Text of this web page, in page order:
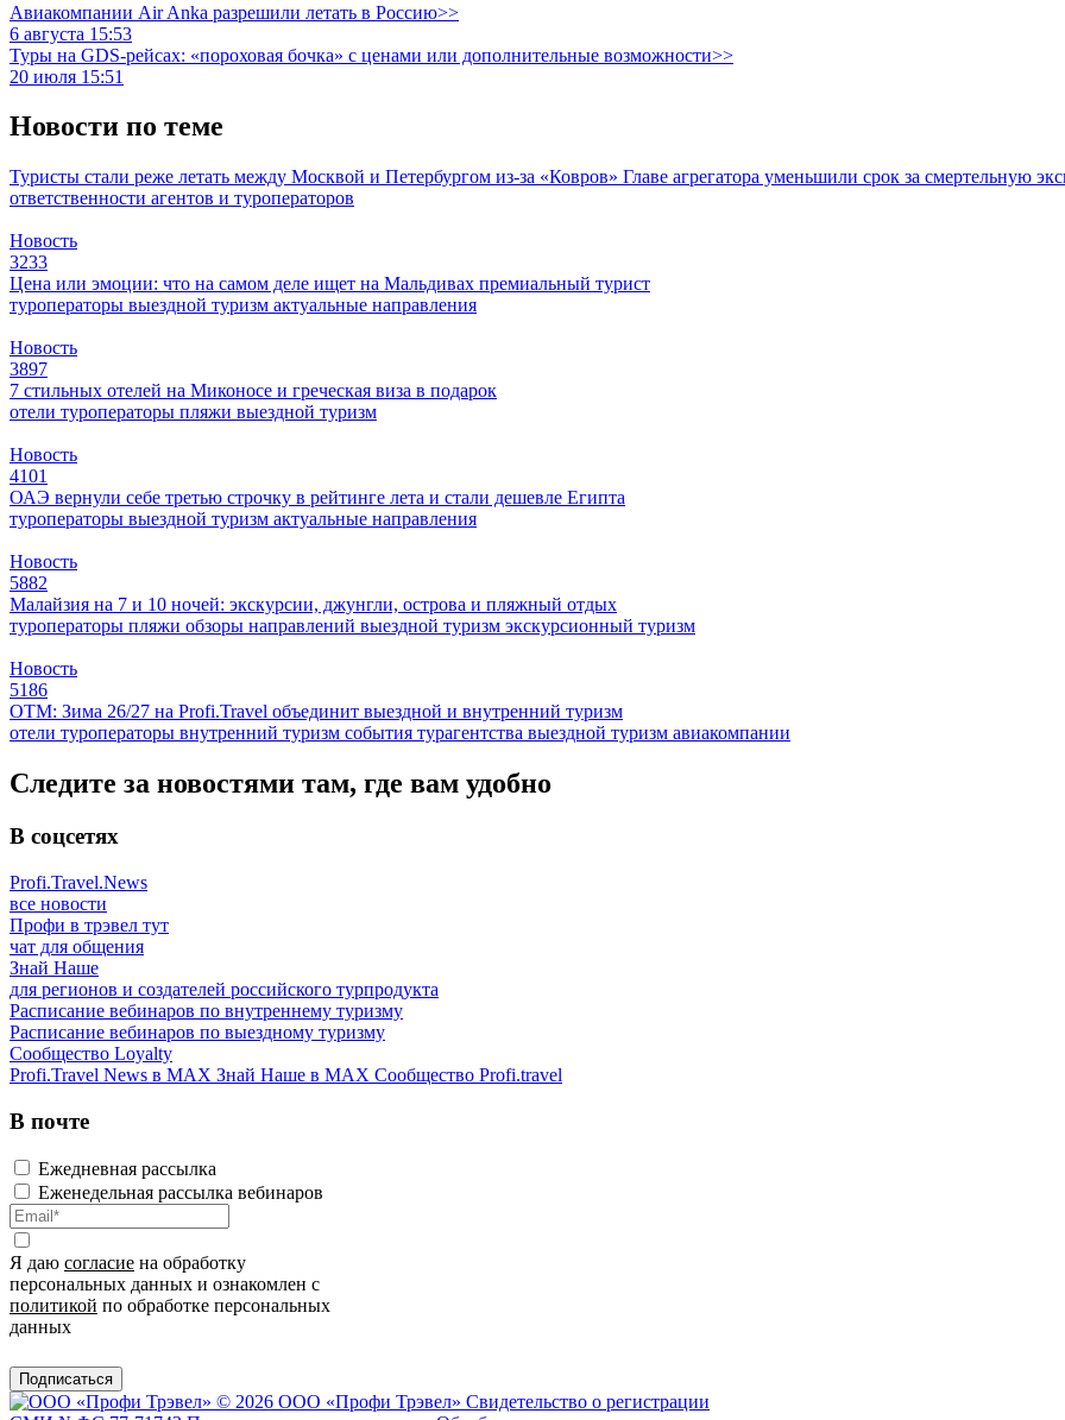
Авиакомпании Air Anka разрешили летать в Россию>>
6 августа 15:53
Туры на GDS-рейсах: «пороховая бочка» с ценами или дополнительные возможности>>
20 июля 15:51
Новости по теме
Туристы стали реже летать между Москвой и Петербургом из-за «Ковров» Главе агрегатора уменьшили срок за смертельную
ответственности агентов и туроператоров
Новость
3233
Цена или эмоции: что на самом деле ищет на Мальдивах премиальный турист
туроператоры выездной туризм актуальные направления
Новость
3897
7 стильных отелей на Миконосе и греческая виза в подарок
отели туроператоры пляжи выездной туризм
Новость
4101
ОАЭ вернули себе третью строчку в рейтинге лета и стали дешевле Египта
туроператоры выездной туризм актуальные направления
Новость
5882
Малайзия на 7 и 10 ночей: экскурсии, джунгли, острова и пляжный отдых
туроператоры пляжи обзоры направлений выездной туризм экскурсионный туризм
Новость
5186
ОТМ: Зима 26/27 на Profi.Travel объединит выездной и внутренний туризм
отели туроператоры внутренний туризм события турагентства выездной туризм авиакомпании
Следите за новостями там, где вам удобно
В соцсетях
Profi.Travel.News
все новости
Профи в трэвел тут
чат для общения
Знай Наше
для регионов и создателей российского турпродукта
Расписание вебинаров по внутреннему туризму
Расписание вебинаров по выездному туризму
Сообщество Loyalty
Profi.Travel News в MAX Знай Наше в MAX Сообщество Profi.travel
В почте
Ежедневная рассылка
Еженедельная рассылка вебинаров
Я даю согласие на обработку
персональных данных и ознакомлен с
политикой по обработке персональных
данных
Подписаться
© 2026 ООО «Профи Трэвeл» Свидетельство о регистрации